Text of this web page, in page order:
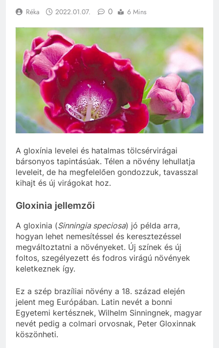
Réka 2022.01.07. 0 6 Mins
A gloxínia levelei és hatalmas tölcsérvirágai
bársonyos tapintásúak. Télen a növény lehullatja
leveleit, de ha megfelelően gondozzuk, tavasszal
kihajt és új virágokat hoz.
Gloxinia jellemzői
A gloxinia (Sinningia speciosa) jó példa arra,
hogyan lehet nemesítéssel és keresztezéssel
megváltoztatni a növényeket. Új színek és új
foltos, szegélyezett és fodros virágú növények
keletkeznek így.
Ez a szép brazíliai növény a 18. század elején
jelent meg Európában. Latin nevét a bonni
Egyetemi kertésznek, Wilhelm Sinningnek, magyar
nevét pedig a colmari orvosnak, Peter Gloxinnak
köszönheti.